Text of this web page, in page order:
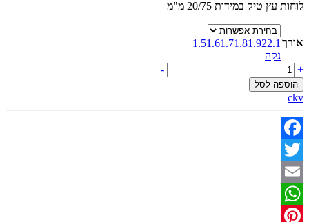
לוחות עץ טיק במידות 20/75 מ"מ
אורך 1.51.61.71.81.922.1
נקה
טיק
20/75
מ"מ
quantity
+
-
הוספה לסל
ckv
Facebook
Twitter
Email
WhatsApp